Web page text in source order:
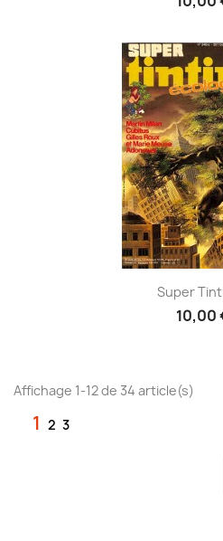
Super
10,00
Affichage 1-12 de 34 article(s)
1 2 3